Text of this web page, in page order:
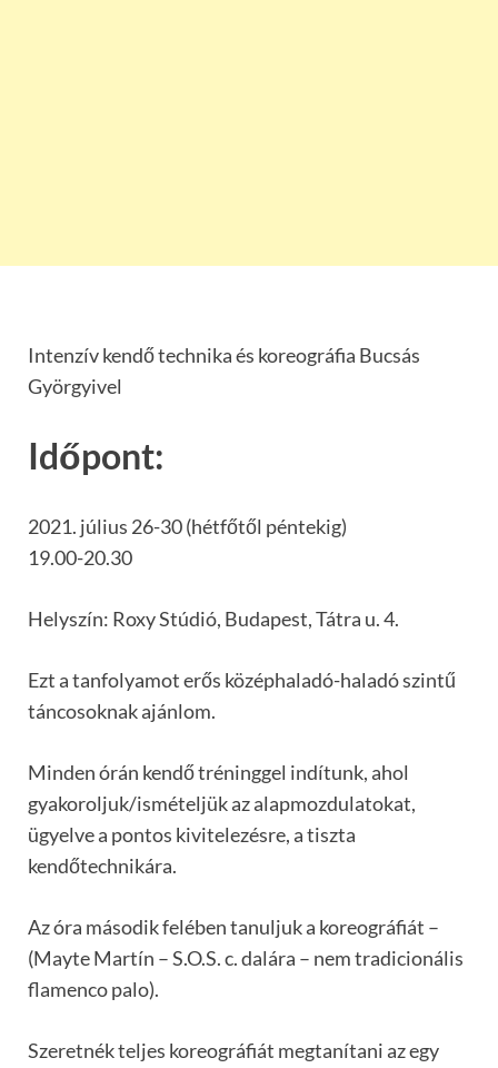
Intenzív kendő technika és koreográfia Bucsás
Györgyivel
Időpont:
2021. július 26-30 (hétfőtől péntekig)
19.00-20.30
Helyszín: Roxy Stúdió, Budapest, Tátra u. 4.
Ezt a tanfolyamot erős középhaladó-haladó szintű
táncosoknak ajánlom.
Minden órán kendő tréninggel indítunk, ahol
gyakoroljuk/ismételjük az alapmozdulatokat,
ügyelve a pontos kivitelezésre, a tiszta
kendőtechnikára.
Az óra második felében tanuljuk a koreográfiát –
(Mayte Martín – S.O.S. c. dalára – nem tradicionális
flamenco palo).
Szeretnék teljes koreográfiát megtanítani az egy